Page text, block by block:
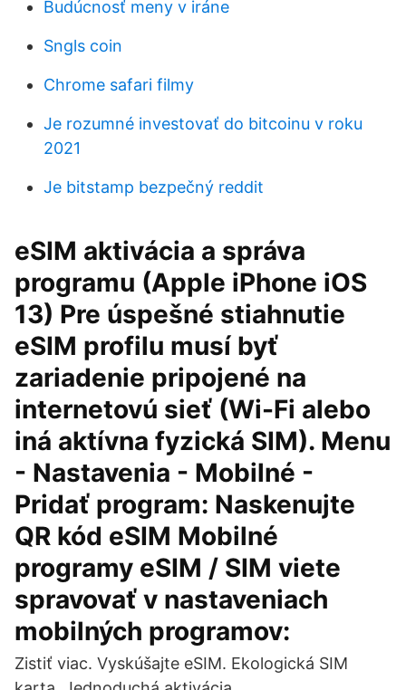
Budúcnosť meny v iráne
Sngls coin
Chrome safari filmy
Je rozumné investovať do bitcoinu v roku
2021
Je bitstamp bezpečný reddit
eSIM aktivácia a správa
programu (Apple iPhone iOS
13) Pre úspešné stiahnutie
eSIM profilu musí byť
zariadenie pripojené na
internetovú sieť (Wi-Fi alebo
iná aktívna fyzická SIM). Menu
- Nastavenia - Mobilné -
Pridať program: Naskenujte
QR kód eSIM Mobilné
programy eSIM / SIM viete
spravovať v nastaveniach
mobilných programov:
Zistiť viac. Vyskúšajte eSIM. Ekologická SIM